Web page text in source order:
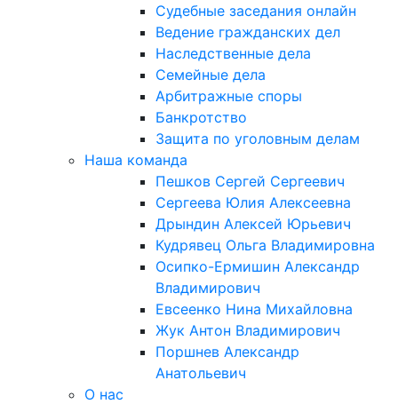
Судебные заседания онлайн
Ведение гражданских дел
Наследственные дела
Семейные дела
Арбитражные споры
Банкротство
Защита по уголовным делам
Наша команда
Пешков Сергей Сергеевич
Сергеева Юлия Алексеевна
Дрындин Алексей Юрьевич
Кудрявец Ольга Владимировна
Осипко-Ермишин Александр
Владимирович
Евсеенко Нина Михайловна
Жук Антон Владимирович
Поршнев Александр
Анатольевич
О нас